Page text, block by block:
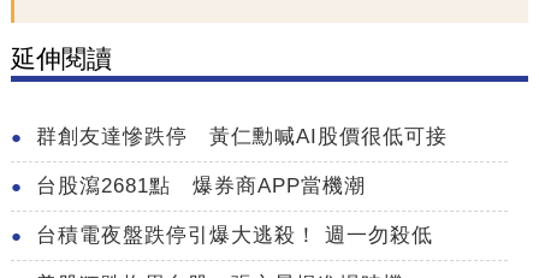
延伸閱讀
群創友達慘跌停 黃仁勳喊AI股價很低可接
台股瀉2681點 爆券商APP當機潮
台積電夜盤跌停引爆大逃殺！ 週一勿殺低